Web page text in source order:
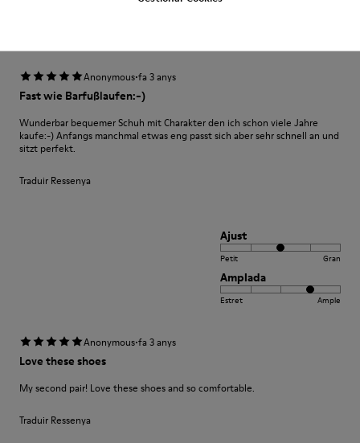
Anonymous·fa 3 anys
Fast wie Barfußlaufen:-)
Wunderbar bequemer Schuh mit Charakter den ich schon viele Jahre
kaufe:-) Anfangs manchmal etwas eng passt sich aber sehr schnell an und
sitzt perfekt.
Traduir Ressenya
Ajust
Petit Gran
Amplada
Estret Ample
Anonymous·fa 3 anys
Love these shoes
My second pair! Love these shoes and so comfortable.
Traduir Ressenya